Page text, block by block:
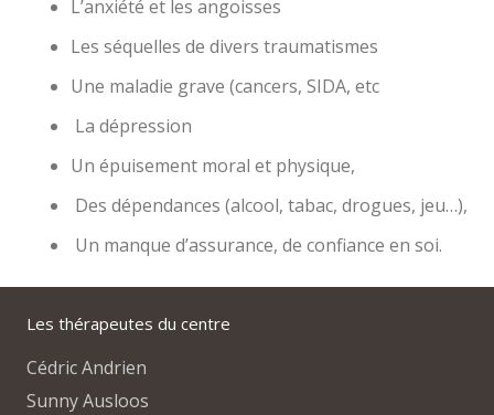
L’anxiété et les angoisses
Les séquelles de divers traumatismes
Une maladie grave (cancers, SIDA, etc
La dépression
Un épuisement moral et physique,
Des dépendances (alcool, tabac, drogues, jeu…),
Un manque d’assurance, de confiance en soi.
Les thérapeutes du centre
Cédric Andrien
Sunny Ausloos